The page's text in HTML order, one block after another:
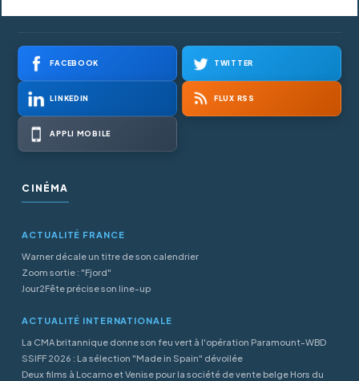
FACEBOOK TWITTER
LINKEDIN FLUX RSS
APPLI MOBILE
CINÉMA
ACTUALITÉ FRANCE
Warner décale un titre de son calendrier
Zoom sortie : "Fjord"
Jour2Fête précise son line-up
ACTUALITÉ INTERNATIONALE
La CMA britannique donne son feu vert à l'opération Paramount-WBD
SSIFF 2026 : La sélection "Made in Spain" dévoilée
Deux films à Locarno et Venise pour la société de vente belge Hors du